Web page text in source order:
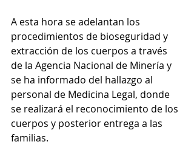
A esta hora se adelantan los
procedimientos de bioseguridad y
extracción de los cuerpos a través
de la Agencia Nacional de Minería y
se ha informado del hallazgo al
personal de Medicina Legal, donde
se realizará el reconocimiento de los
cuerpos y posterior entrega a las
familias.